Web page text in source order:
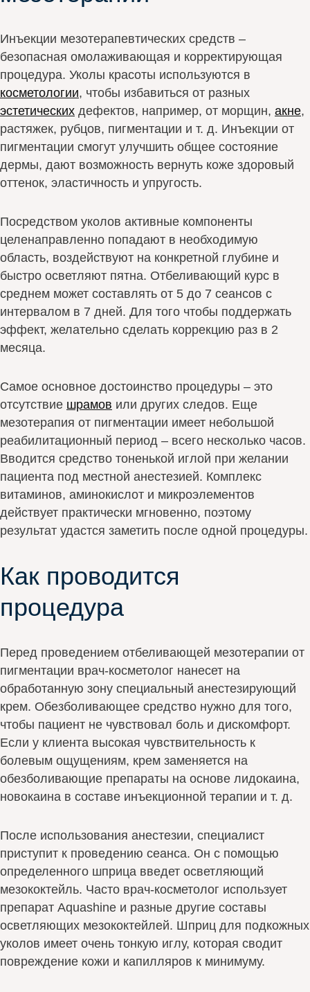
Инъекции мезотерапевтических средств –
безопасная омолаживающая и корректирующая
процедура. Уколы красоты используются в
косметологии, чтобы избавиться от разных
эстетических дефектов, например, от морщин, акне,
растяжек, рубцов, пигментации и т. д. Инъекции от
пигментации смогут улучшить общее состояние
дермы, дают возможность вернуть коже здоровый
оттенок, эластичность и упругость.
Посредством уколов активные компоненты
целенаправленно попадают в необходимую
область, воздействуют на конкретной глубине и
быстро осветляют пятна. Отбеливающий курс в
среднем может составлять от 5 до 7 сеансов с
интервалом в 7 дней. Для того чтобы поддержать
эффект, желательно сделать коррекцию раз в 2
месяца.
Самое основное достоинство процедуры – это
отсутствие шрамов или других следов. Еще
мезотерапия от пигментации имеет небольшой
реабилитационный период – всего несколько часов.
Вводится средство тоненькой иглой при желании
пациента под местной анестезией. Комплекс
витаминов, аминокислот и микроэлементов
действует практически мгновенно, поэтому
результат удастся заметить после одной процедуры.
Как проводится
процедура
Перед проведением отбеливающей мезотерапии от
пигментации врач-косметолог нанесет на
обработанную зону специальный анестезирующий
крем. Обезболивающее средство нужно для того,
чтобы пациент не чувствовал боль и дискомфорт.
Если у клиента высокая чувствительность к
болевым ощущениям, крем заменяется на
обезболивающие препараты на основе лидокаина,
новокаина в составе инъекционной терапии и т. д.
После использования анестезии, специалист
приступит к проведению сеанса. Он с помощью
определенного шприца введет осветляющий
мезококтейль. Часто врач-косметолог использует
препарат Aquashine и разные другие составы
осветляющих мезококтейлей. Шприц для подкожных
уколов имеет очень тонкую иглу, которая сводит
повреждение кожи и капилляров к минимуму.